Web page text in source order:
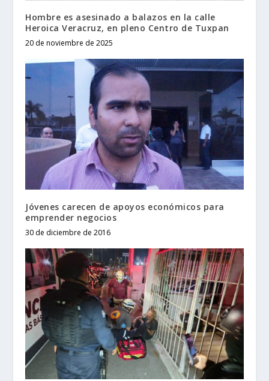
Hombre es asesinado a balazos en la calle
Heroica Veracruz, en pleno Centro de Tuxpan
20 de noviembre de 2025
Jóvenes carecen de apoyos económicos para
emprender negocios
30 de diciembre de 2016